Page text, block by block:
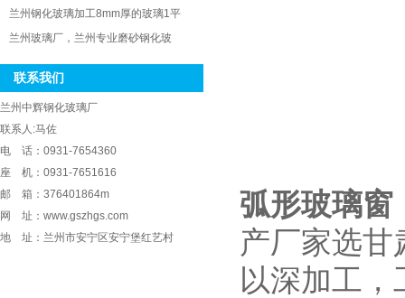
兰州钢化玻璃加工8mm厚的玻璃1平
兰州玻璃厂，兰州专业磨砂钢化玻
联系我们
兰州中辉钢化玻璃厂
联系人:马佐
电 话：0931-7654360
座 机：0931-7651616
邮 箱：376401864m
网 址：www.gszhgs.com
地 址：兰州市安宁区安宁堡红艺村
弧形玻璃窗
产厂家选
以深加工